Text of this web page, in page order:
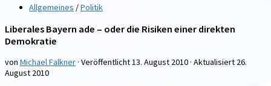
Allgemeines /Politik
Liberales Bayern ade – oder die Risiken einer direkten
Demokratie
von Michael Falkner · Veröffentlicht13. August 2010 · Aktualisiert 26.
August 2010